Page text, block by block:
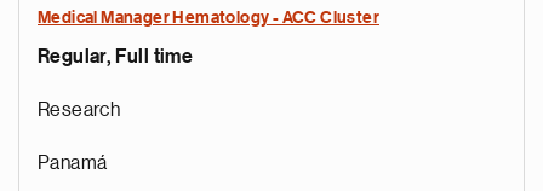
Medical Manager Hematology - ACC Cluster
Regular, Full time
Research
Panamá